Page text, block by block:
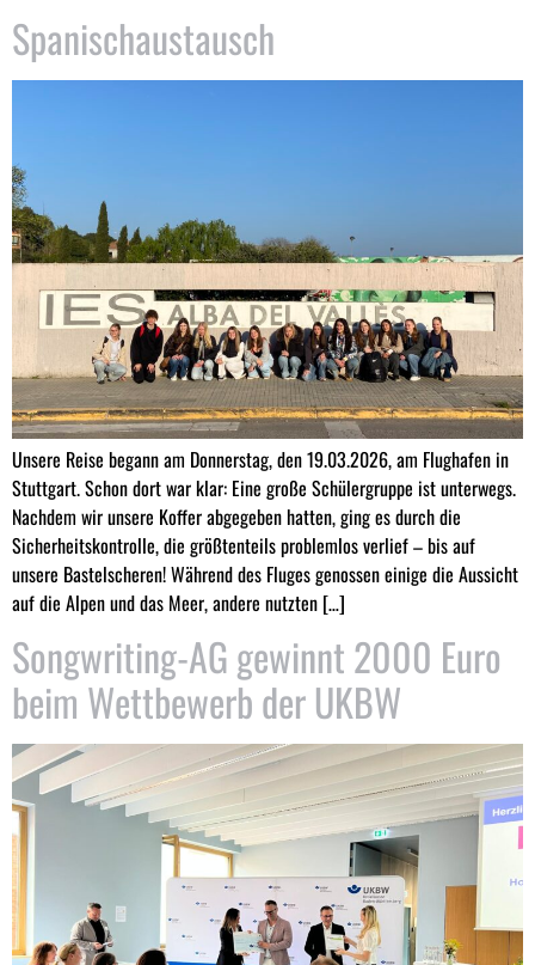
Spanischaustausch
Unsere Reise begann am Donnerstag, den 19.03.2026, am Flughafen in
Stuttgart. Schon dort war klar: Eine große Schülergruppe ist unterwegs.
Nachdem wir unsere Koffer abgegeben hatten, ging es durch die
Sicherheitskontrolle, die größtenteils problemlos verlief – bis auf
unsere Bastelscheren! Während des Fluges genossen einige die Aussicht
auf die Alpen und das Meer, andere nutzten […]
Songwriting-AG gewinnt 2000 Euro
beim Wettbewerb der UKBW